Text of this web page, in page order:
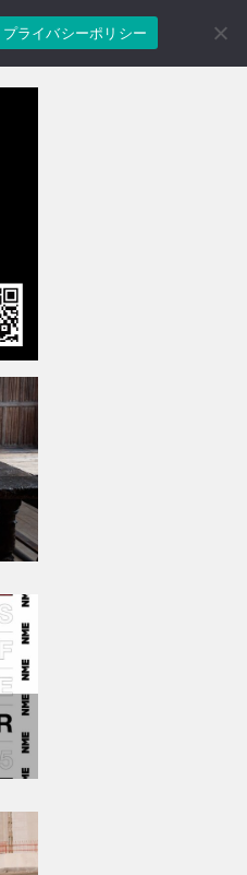
プライバシーポリシー